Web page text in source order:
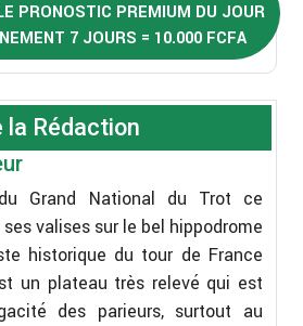
PRONOSTIC PREMIUM DU JOUR
7 JOURS = 10.000 FCFA
la Rédaction
Grand National du Trot ce
valises sur le bel hippodrome
historique du tour de France
un plateau très relevé qui est
des parieurs, surtout au